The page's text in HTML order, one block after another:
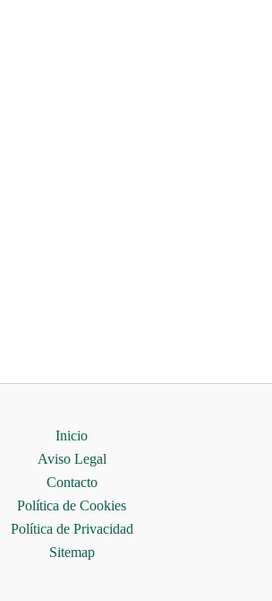
Inicio
Aviso Legal
Contacto
Política de Cookies
Política de Privacidad
Sitemap